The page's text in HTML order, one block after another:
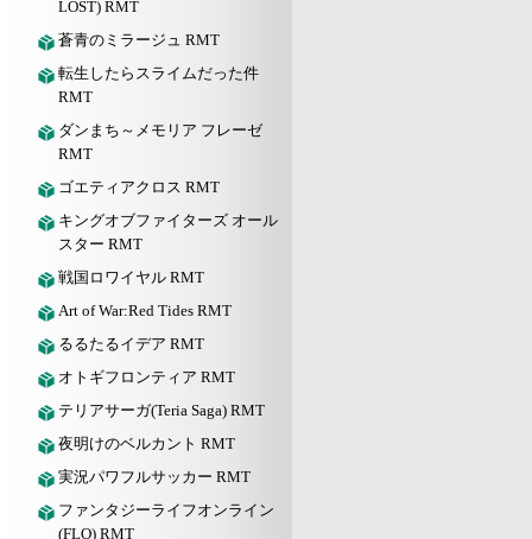
LOST) RMT
蒼青のミラージュ RMT
転生したらスライムだった件
RMT
ダンまち～メモリア フレーゼ
RMT
ゴエティアクロス RMT
キングオブファイターズ オール
スター RMT
戦国ロワイヤル RMT
Art of War:Red Tides RMT
るるたるイデア RMT
オトギフロンティア RMT
テリアサーガ(Teria Saga) RMT
夜明けのベルカント RMT
実況パワフルサッカー RMT
ファンタジーライフオンライン
(FLO) RMT